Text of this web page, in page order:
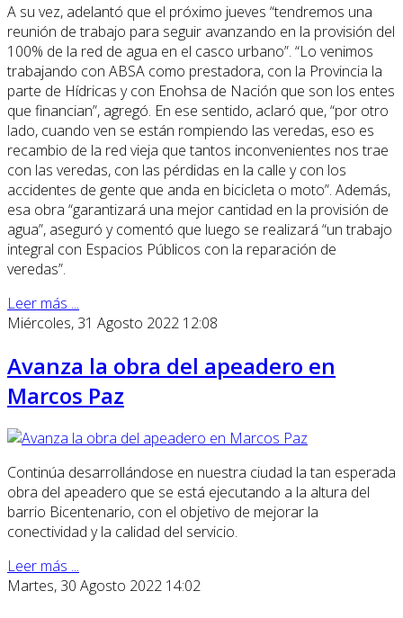
A su vez, adelantó que el próximo jueves “tendremos una
reunión de trabajo para seguir avanzando en la provisión del
100% de la red de agua en el casco urbano”. “Lo venimos
trabajando con ABSA como prestadora, con la Provincia la
parte de Hídricas y con Enohsa de Nación que son los entes
que financian”, agregó. En ese sentido, aclaró que, “por otro
lado, cuando ven se están rompiendo las veredas, eso es
recambio de la red vieja que tantos inconvenientes nos trae
con las veredas, con las pérdidas en la calle y con los
accidentes de gente que anda en bicicleta o moto”. Además,
esa obra “garantizará una mejor cantidad en la provisión de
agua”, aseguró y comentó que luego se realizará “un trabajo
integral con Espacios Públicos con la reparación de
veredas”.
Leer más ...
Miércoles, 31 Agosto 2022 12:08
Avanza la obra del apeadero en
Marcos Paz
Continúa desarrollándose en nuestra ciudad la tan esperada
obra del apeadero que se está ejecutando a la altura del
barrio Bicentenario, con el objetivo de mejorar la
conectividad y la calidad del servicio.
Leer más ...
Martes, 30 Agosto 2022 14:02